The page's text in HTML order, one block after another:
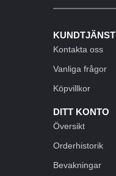
KUNDTJÄNST
Kontakta oss
Vanliga frågor
Köpvillkor
DITT KONTO
Översikt
Orderhistorik
Bevakningar